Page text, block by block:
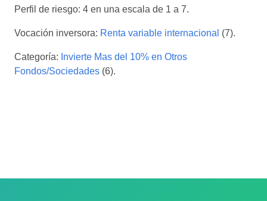
Perfil de riesgo: 4 en una escala de 1 a 7.
Vocación inversora: Renta variable internacional (7).
Categoría: Invierte Mas del 10% en Otros
Fondos/Sociedades (6).